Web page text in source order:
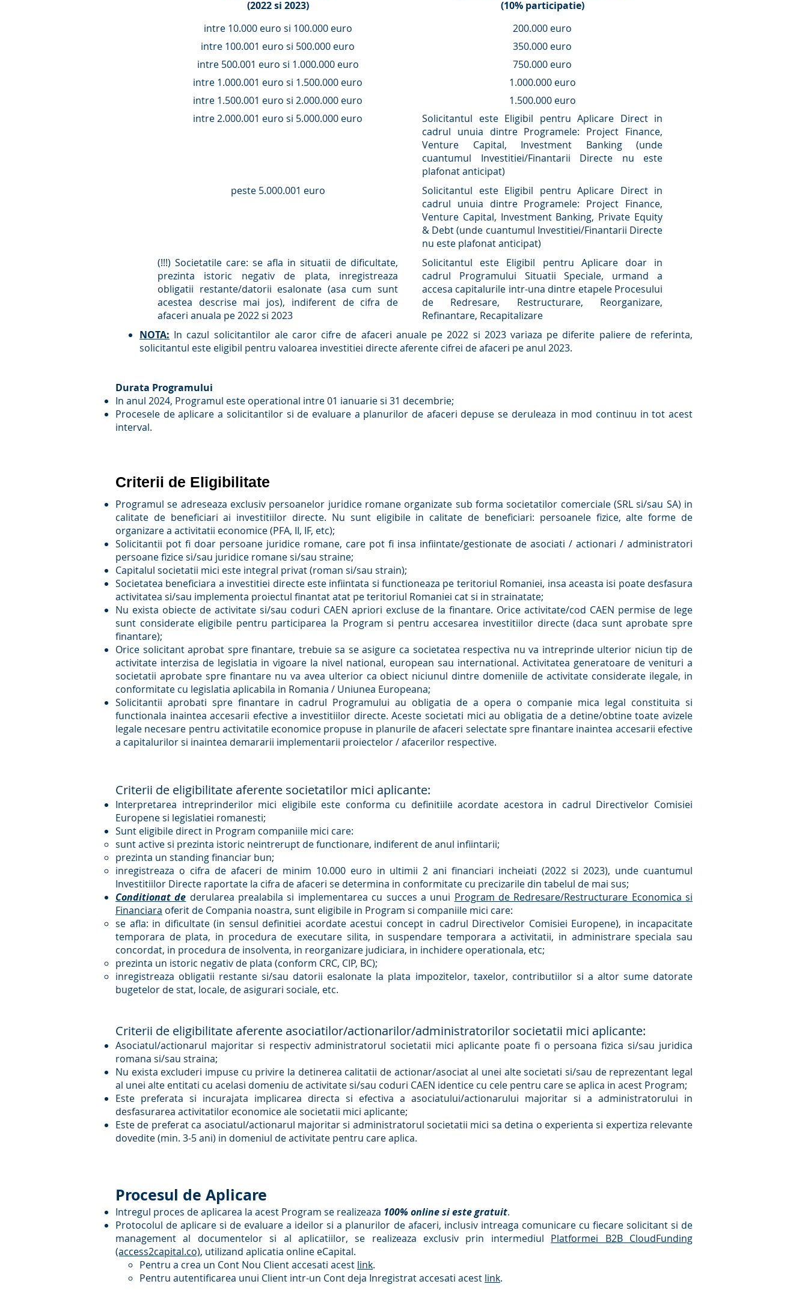
NOTA: In cazul solicitantilor ale caror cifre de afaceri anuale pe 2022 si 2023 variaza pe diferite paliere de referinta,
solicitantul este eligibil pentru valoarea investitiei directe aferente cifrei de afaceri pe anul 2023.
​Durata Programului
In anul 2024, Programul este operational intre 01 ianuarie si 31 decembrie;
Procesele de aplicare a solicitantilor si de evaluare a planurilor de afaceri depuse se deruleaza in mod continuu in tot acest
interval.
Criterii de Eligibilitate
Programul se adreseaza exclusiv persoanelor juridice romane organizate sub forma societatilor comerciale (SRL si/sau SA) in
calitate de beneficiari ai investitiilor directe. Nu sunt eligibile in calitate de beneficiari: persoanele fizice, alte forme de
organizare a activitatii economice (PFA, II, IF, etc);
Solicitantii pot fi doar persoane juridice romane, care pot fi insa infiintate/gestionate de asociati / actionari / administratori
persoane fizice si/sau juridice romane si/sau straine;
Capitalul societatii mici este integral privat (roman si/sau strain);
Societatea beneficiara a investitiei directe este infiintata si functioneaza pe teritoriul Romaniei, insa aceasta isi poate desfasura
activitatea si/sau implementa proiectul finantat atat pe teritoriul Romaniei cat si in strainatate;
Nu exista obiecte de activitate si/sau coduri CAEN apriori excluse de la finantare. Orice activitate/cod CAEN permise de lege
sunt considerate eligibile pentru participarea la Program si pentru accesarea investitiilor directe (daca sunt aprobate spre
finantare);
Orice solicitant aprobat spre finantare, trebuie sa se asigure ca societatea respectiva nu va intreprinde ulterior niciun tip de
activitate interzisa de legislatia in vigoare la nivel national, european sau international. Activitatea generatoare de venituri a
societatii aprobate spre finantare nu va avea ulterior ca obiect niciunul dintre domeniile de activitate considerate ilegale, in
conformitate cu legislatia aplicabila in Romania / Uniunea Europeana;
Solicitantii aprobati spre finantare in cadrul Programului au obligatia de a opera o companie mica legal constituita si
functionala inaintea accesarii efective a investitiilor directe. Aceste societati mici au obligatia de a detine/obtine toate avizele
legale necesare pentru activitatile economice propuse in planurile de afaceri selectate spre finantare inaintea accesarii efective
a capitalurilor si inaintea demararii implementarii proiectelor / afacerilor respective.
Criterii de eligibilitate aferente societatilor mici aplicante:
Interpretarea intreprinderilor mici eligibile este conforma cu definitiile acordate acestora in cadrul Directivelor Comisiei
Europene si legislatiei romanesti;
Sunt eligibile direct in Program companiile mici care:
sunt active si prezinta istoric neintrerupt de functionare, indiferent de anul infiintarii;
prezinta un standing financiar bun;
inregistreaza o cifra de afaceri de minim 10.000 euro in ultimii 2 ani financiari incheiati (2022 si 2023), unde cuantumul
Investitiilor Directe raportate la cifra de afaceri se determina in conformitate cu precizarile din tabelul de mai sus;
Conditionat de derularea prealabila si implementarea cu succes a unui Program de Redresare/Restructurare Economica si
Financiara oferit de Compania noastra, sunt eligibile in Program si companiile mici care:
se afla: in dificultate (in sensul definitiei acordate acestui concept in cadrul Directivelor Comisiei Europene), in incapacitate
temporara de plata, in procedura de executare silita, in suspendare temporara a activitatii, in administrare speciala sau
concordat, in procedura de insolventa, in reorganizare judiciara, in inchidere operationala, etc;
prezinta un istoric negativ de plata (conform CRC, CIP, BC);
inregistreaza obligatii restante si/sau datorii esalonate la plata impozitelor, taxelor, contributiilor si a altor sume datorate
bugetelor de stat, locale, de asigurari sociale, etc.
Criterii de eligibilitate aferente asociatilor/actionarilor/administratorilor societatii mici aplicante:
Asociatul/actionarul majoritar si respectiv administratorul societatii mici aplicante poate fi o persoana fizica si/sau juridica
romana si/sau straina;
Nu exista excluderi impuse cu privire la detinerea calitatii de actionar/asociat al unei alte societati si/sau de reprezentant legal
al unei alte entitati cu acelasi domeniu de activitate si/sau coduri CAEN identice cu cele pentru care se aplica in acest Program;
Este preferata si incurajata implicarea directa si efectiva a asociatului/actionarului majoritar si a administratorului in
desfasurarea activitatilor economice ale societatii mici aplicante;
Este de preferat ca asociatul/actionarul majoritar si administratorul societatii mici sa detina o experienta si expertiza relevante
dovedite (min. 3-5 ani) in domeniul de activitate pentru care aplica.
Procesul de Aplicare
Intregul proces de aplicarea la acest Program se realizeaza 100% online si este gratuit.
Protocolul de aplicare si de evaluare a ideilor si a planurilor de afaceri, inclusiv intreaga comunicare cu fiecare solicitant si de
management al documentelor si al aplicatiilor, se realizeaza exclusiv prin intermediul Platformei B2B CloudFunding
(access2capital.co), utilizand aplicatia online eCapital.
Pentru a crea un Cont Nou Client accesati acest link.
Pentru autentificarea unui Client intr-un Cont deja Inregistrat accesati acest link.
(2022 si 2023)
intre 10.000 euro si 100.000 euro
intre 100.001 euro si 500.000 euro
intre 500.001 euro si 1.000.000 euro
intre 1.000.001 euro si 1.500.000 euro
intre 1.500.001 euro si 2.000.000 euro
intre 2.000.001 euro si 5.000.000 euro
peste 5.000.001 euro
(!!!) Societatile care: se afla in situatii de dificultate,
prezinta istoric negativ de plata, inregistreaza
obligatii restante/datorii esalonate (asa cum sunt
acestea descrise mai jos), indiferent de cifra de
afaceri anuala pe 2022 si 2023
(10% participatie)
200.000 euro
350.000 euro
750.000 euro
1.000.000 euro
1.500.000 euro
Solicitantul este Eligibil pentru Aplicare Direct in
cadrul unuia dintre Programele: Project Finance,
Venture Capital, Investment Banking (unde
cuantumul Investitiei/Finantarii Directe nu este
plafonat anticipat)
Solicitantul este Eligibil pentru Aplicare Direct in
cadrul unuia dintre Programele: Project Finance,
Venture Capital, Investment Banking, Private Equity
& Debt (unde cuantumul Investitiei/Finantarii Directe
nu este plafonat anticipat)
Solicitantul este Eligibil pentru Aplicare doar in
cadrul Programului Situatii Speciale, urmand a
accesa capitalurile intr-una dintre etapele Procesului
de Redresare, Restructurare, Reorganizare,
Refinantare, Recapitalizare